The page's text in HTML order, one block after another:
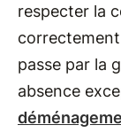
respecter la
passe par la
absence